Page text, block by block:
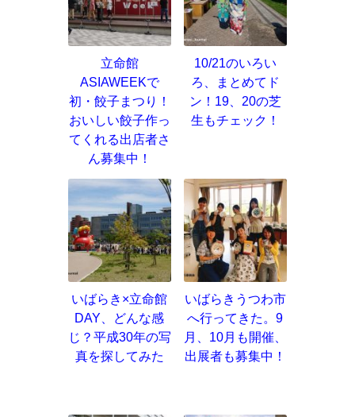
立命館
ASIAWEEKで
初・餃子まつり！
おいしい餃子作っ
てくれる出店者さ
ん募集中！
10/21のいろい
ろ、まとめてド
ン！19、20の芝
生もチェック！
いばらき×立命館
DAY、どんな感
じ？平成30年の写
真を探してみた
いばらきうつわ市
へ行ってきた。9
月、10月も開催、
出展者も募集中！